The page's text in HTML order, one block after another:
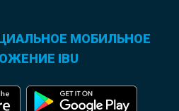
МОБИЛЬНОЕ
IBU